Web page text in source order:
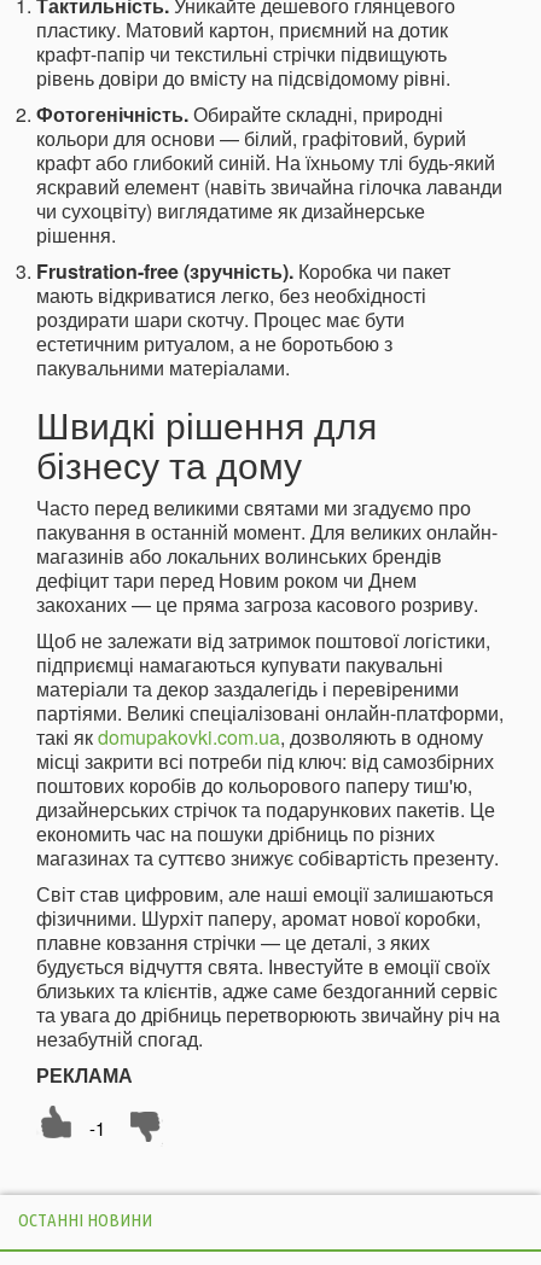
Тактильність. Уникайте дешевого глянцевого
пластику. Матовий картон, приємний на дотик
крафт-папір чи текстильні стрічки підвищують
рівень довіри до вмісту на підсвідомому рівні.
Фотогенічність.Обирайте складні, природні
кольори для основи — білий, графітовий, бурий
крафт або глибокий синій. На їхньому тлі будь-який
яскравий елемент (навіть звичайна гілочка лаванди
чи сухоцвіту) виглядатиме як дизайнерське
рішення.
Frustration-free (зручність). Коробка чи пакет
мають відкриватися легко, без необхідності
роздирати шари скотчу. Процес має бути
естетичним ритуалом, а не боротьбою з
пакувальними матеріалами.
Швидкі рішення для
бізнесу та дому
Часто перед великими святами ми згадуємо про
пакування в останній момент. Для великих онлайн-
магазинів або локальних волинських брендів
дефіцит тари перед Новим роком чи Днем
закоханих — це пряма загроза касового розриву.
Щоб не залежати від затримок поштової логістики,
підприємці намагаються купувати пакувальні
матеріали та декор заздалегідь і перевіреними
партіями. Великі спеціалізовані онлайн-платформи,
такі якdomupakovki.com.ua, дозволяють в одному
місці закрити всі потреби під ключ: від самозбірних
поштових коробів до кольорового паперу тиш'ю,
дизайнерських стрічок та подарункових пакетів. Це
економить час на пошуки дрібниць по різних
магазинах та суттєво знижує собівартість презенту.
Світ став цифровим, але наші емоції залишаються
фізичними. Шурхіт паперу, аромат нової коробки,
плавне ковзання стрічки — це деталі, з яких
будується відчуття свята. Інвестуйте в емоції своїх
близьких та клієнтів, адже саме бездоганний сервіс
та увага до дрібниць перетворюють звичайну річ на
незабутній спогад.
РЕКЛАМА
-1
ОСТАННІ НОВИНИ